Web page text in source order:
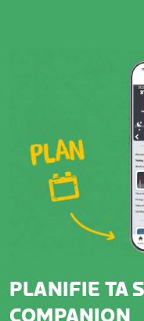
PLANIFIE TA
COMPANION